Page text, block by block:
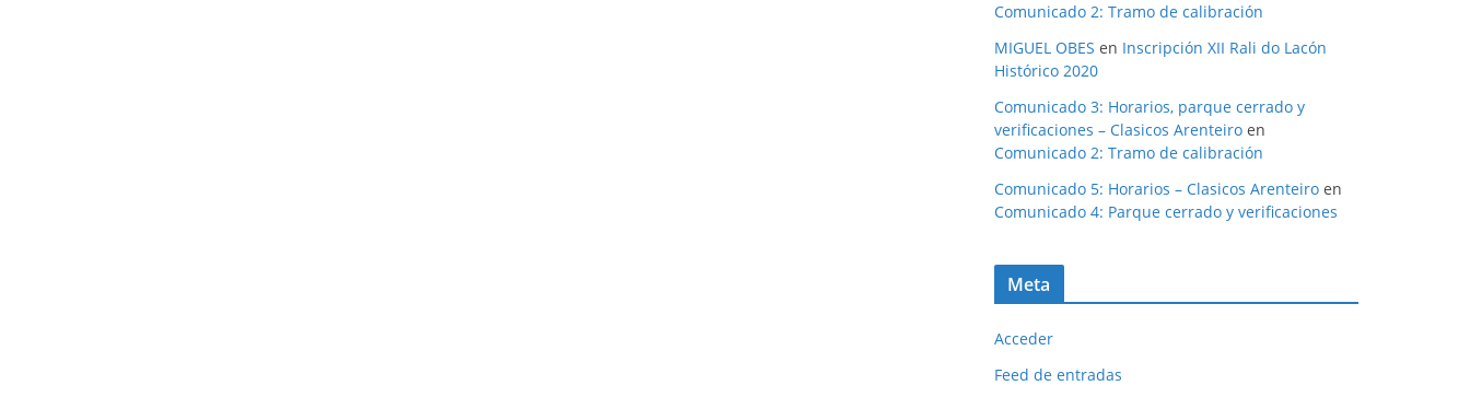
Comunicado 2: Tramo de calibración
MIGUEL OBES en Inscripción XII Rali do Lacón
Histórico 2020
Comunicado 3: Horarios, parque cerrado y
verificaciones – Clasicos Arenteiro en
Comunicado 2: Tramo de calibración
Comunicado 5: Horarios – Clasicos Arenteiro en
Comunicado 4: Parque cerrado y verificaciones
Meta
Acceder
Feed de entradas